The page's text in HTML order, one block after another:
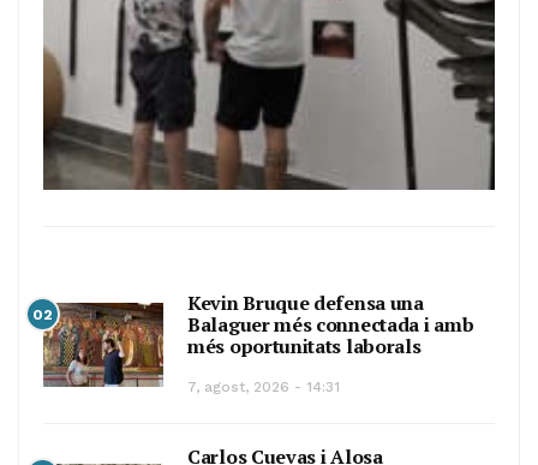
02
Kevin Bruque defensa una
Balaguer més connectada i amb
més oportunitats laborals
7, agost, 2026 - 14:31
Carlos Cuevas i Alosa